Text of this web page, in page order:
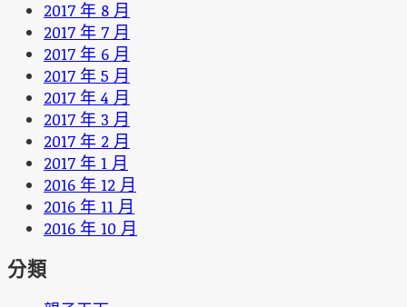
2017 年 8 月
2017 年 7 月
2017 年 6 月
2017 年 5 月
2017 年 4 月
2017 年 3 月
2017 年 2 月
2017 年 1 月
2016 年 12 月
2016 年 11 月
2016 年 10 月
分類